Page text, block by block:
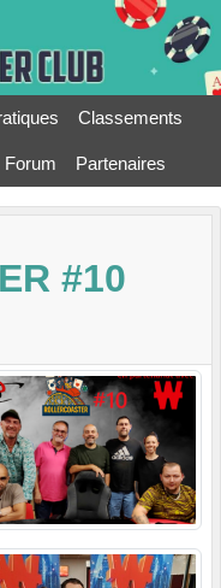
Classements
Forum Partenaires
#10